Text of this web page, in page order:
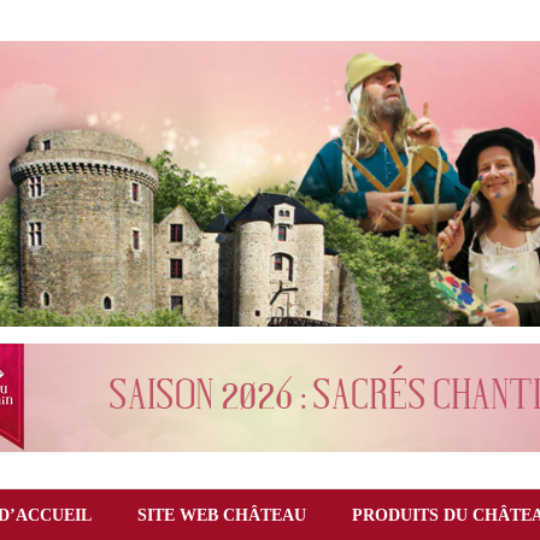
SITE WEB CHÂTEAU PRODUITS DU